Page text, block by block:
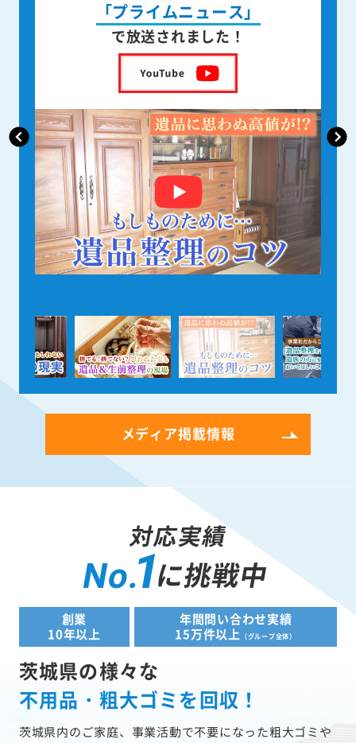
亡くなった後の遺品整理
を出版しました！
メディア掲載情報
対応実績
No.1に挑戦中
創業
10年以上
年間問い合わせ実績
15万件以上
（グループ全体）
茨城県の様々な
不用品・粗大ゴミを回収！
茨城県内のご家庭、事業活動で不要になった粗大ゴミや